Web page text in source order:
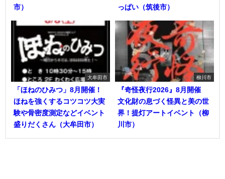
市）
っぱい（筑後市）
大牟田市
「ほねのひみつ」8月開催！
ほねを強くするコツコツ大実
験や骨密度測定などイベント
盛りだくさん（大牟田市）
柳川市
『奇怪夜行2026』8月開催
文化財の息づく怪異と美の世
界！提灯アートイベント（柳
川市）